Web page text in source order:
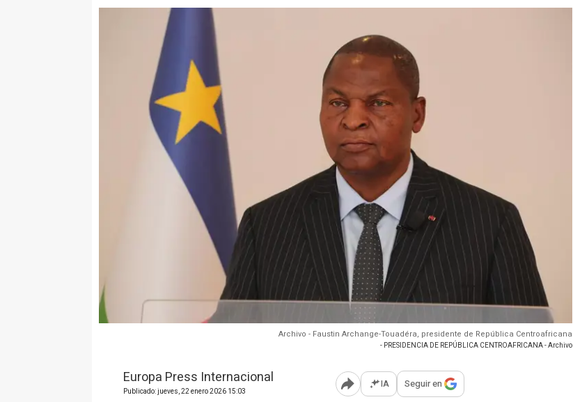
Archivo - Faustin Archange-Touadéra, presidente de República Centroafricana
- PRESIDENCIA DE REPÚBLICA CENTROAFRICANA - Archivo
Europa Press Internacional
Publicado: jueves, 22 enero 2026 15:03 Abrir opciones para compartir
IA Seguir en